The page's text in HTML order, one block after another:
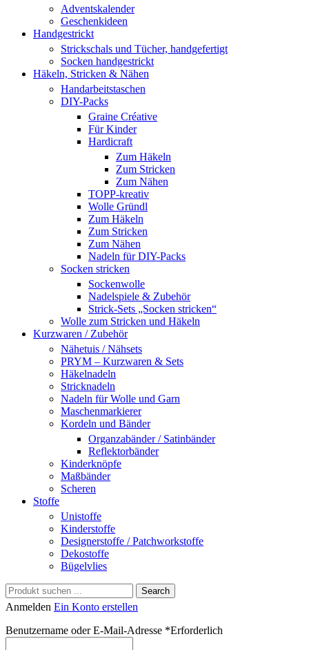
Adventskalender
Geschenkideen
Handgestrickt
Strickschals und Tücher, handgefertigt
Socken handgestrickt
Häkeln, Stricken & Nähen
Handarbeitstaschen
DIY-Packs
Graine Créative
Für Kinder
Hardicraft
Zum Häkeln
Zum Stricken
Zum Nähen
TOPP-kreativ
Wolle Gründl
Zum Häkeln
Zum Stricken
Zum Nähen
Nadeln für DIY-Packs
Socken stricken
Sockenwolle
Nadelspiele & Zubehör
Strick-Sets „Socken stricken“
Wolle zum Stricken und Häkeln
Kurzwaren / Zubehör
Nähetuis / Nähsets
PRYM – Kurzwaren & Sets
Häkelnadeln
Stricknadeln
Nadeln für Wolle und Garn
Maschenmarkierer
Kordeln und Bänder
Organzabänder / Satinbänder
Reflektorbänder
Kinderknöpfe
Maßbänder
Scheren
Stoffe
Unistoffe
Kinderstoffe
Designerstoffe / Patchworkstoffe
Dekostoffe
Bügelvlies
Search
Anmelden Ein Konto erstellen
Benutzername oder E-Mail-Adresse *Erforderlich